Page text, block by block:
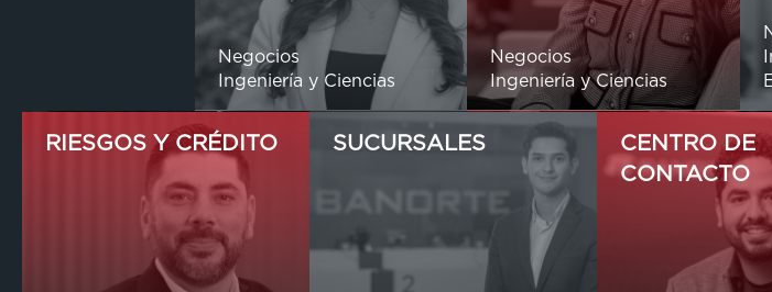
Negocios
Ingeniería y Ciencias
Negocios
Ingeniería y Ciencias
RIESGOS Y CRÉDITO SUCURSALES
CENTRO DE
CONTACTO